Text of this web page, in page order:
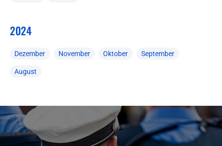
2024
Dezember November Oktober September
August